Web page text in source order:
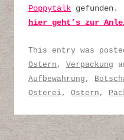
Poppytalk gefunden.
hier geht’s zur
This entry was
Ostern , Verpackung
Aufbewahrung ,
Osterei , Ostern ,